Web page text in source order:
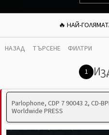
🔥НАЙ-
НАЗАД ТЪРСЕНЕ ФИЛТРИ
1
Parlophone, CDP 7 90043 2, CD-
Worldwide PRESS